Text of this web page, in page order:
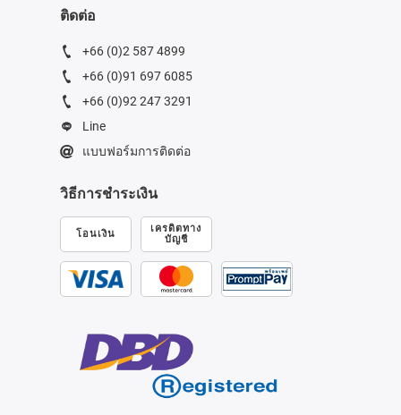
ติดต่อ
+66 (0)2 587 4899
+66 (0)91 697 6085
+66 (0)92 247 3291
Line
แบบฟอร์มการติดต่อ
วิธีการชำระเงิน
โอนเงิน
เครดิตทาง
บัญชี